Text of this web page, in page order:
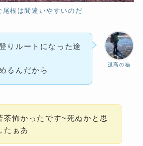
尾根は間違いやすいのだ
孤高の猫
りルートになった途
るんだから
茶怖かったです~死ぬかと思
たぁあ